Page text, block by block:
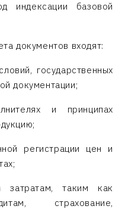
индексации базовой
документов входят:
государственных
документации;
и принципах
регистрации цен и
таким как
страхование,